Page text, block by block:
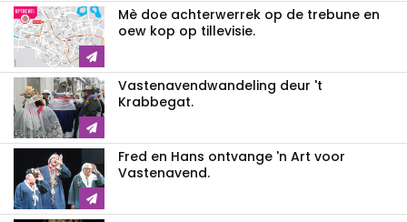
Mè doe achterwerrek op de trebune en
oew kop op tillevisie.
Vastenavendwandeling deur 't
Krabbegat.
Fred en Hans ontvange 'n Art voor
Vastenavend.